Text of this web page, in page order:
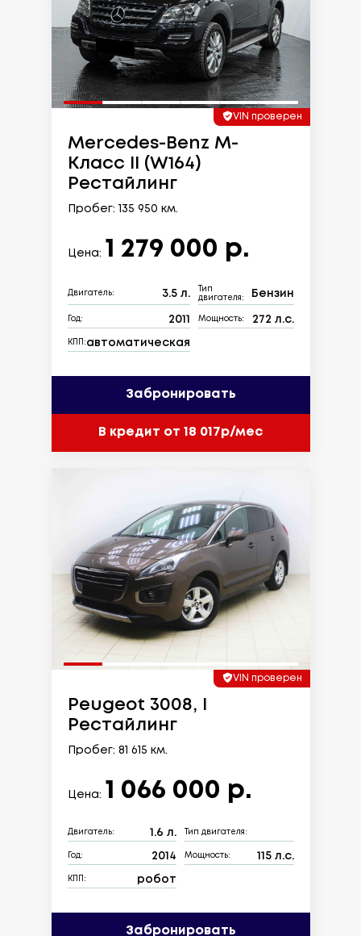
VIN проверен
Mercedes-Benz M-
Класс II (W164)
Рестайлинг
Пробег: 135 950 км.
Цена: 1 279 000 р.
Двигатель: 3.5 л.
Тип
двигателя:
Бензин
Год: 2011 Мощность: 272 л.с.
КПП: автоматическая
Забронировать
В кредит от 18 017р/мес
VIN проверен
Peugeot 3008, I
Рестайлинг
Пробег: 81 615 км.
Цена: 1 066 000 р.
Двигатель: 1.6 л. Тип двигателя:
Год: 2014 Мощность: 115 л.с.
КПП: робот
Забронировать